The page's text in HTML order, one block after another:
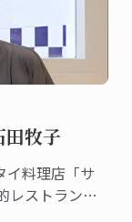
田牧子
イ料理店「サ
レストランに